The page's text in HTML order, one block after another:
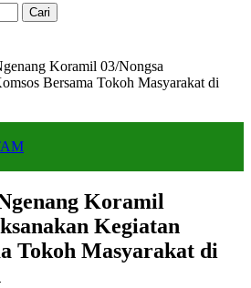
Koramil 03/Nongsa
Bersama Tokoh Masyarakat di
Koramil
Kegiatan
Tokoh Masyarakat di